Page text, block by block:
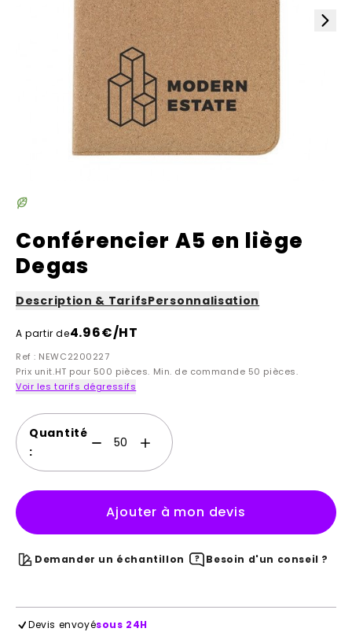
Conférencier A5 en liège
Degas
Description & TarifsPersonnalisation
A partir de4.96€/HT
Ref : NEWC2200227
Prix unit.HT pour 500 pièces. Min. de commande 50 pièces.
Voir les tarifs dégressifs
Quantité
:
Ajouter à mon devis
Demander un échantillon Besoin d'un conseil ?
Devis envoyésous 24H